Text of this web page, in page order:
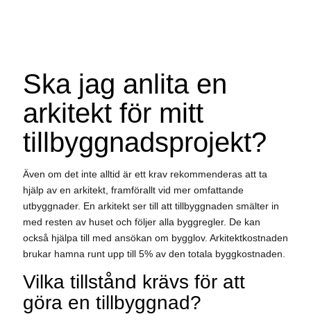
Ska jag anlita en
arkitekt för mitt
tillbyggnadsprojekt?
Även om det inte alltid är ett krav rekommenderas att ta
hjälp av en arkitekt, framförallt vid mer omfattande
utbyggnader. En arkitekt ser till att tillbyggnaden smälter in
med resten av huset och följer alla byggregler. De kan
också hjälpa till med ansökan om bygglov. Arkitektkostnaden
brukar hamna runt upp till 5% av den totala byggkostnaden.
Vilka tillstånd krävs för att
göra en tillbyggnad?